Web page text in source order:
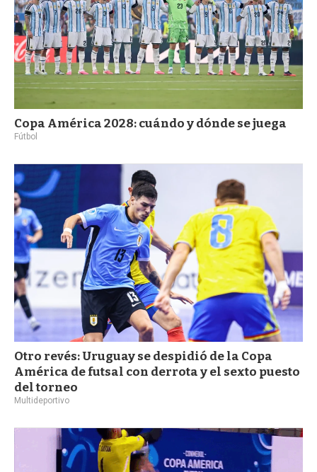
Copa América 2028: cuándo y dónde se juega
Fútbol
Otro revés: Uruguay se despidió de la Copa
América de futsal con derrota y el sexto puesto
del torneo
Multideportivo